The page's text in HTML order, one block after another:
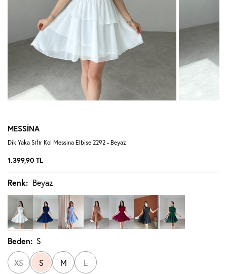
MESSİNA
Dik Yaka Sıfır Kol Messina Elbise 2292 - Beyaz
1.399,90 TL
Renk: Beyaz
Beden: S
XS S M L